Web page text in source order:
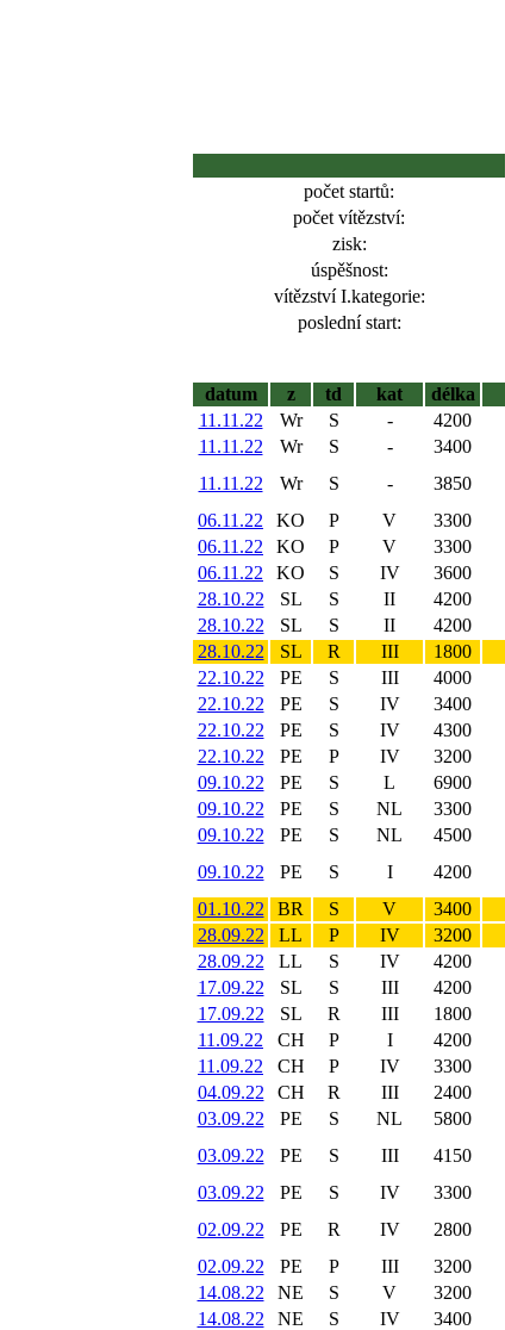
počet startů:
počet vítězství:
zisk:
úspěšnost:
vítězství I.kategorie:
poslední start:
datum
z td kat délka
11.11.22
Wr S - 4200
11.11.22
Wr S - 3400
11.11.22
Wr S - 3850
06.11.22
KO P V 3300
06.11.22
KO P V 3300
06.11.22
KO S IV 3600
28.10.22
SL S II 4200
28.10.22
SL S II 4200
28.10.22
SL R III 1800
22.10.22
PE S III 4000
22.10.22
PE S IV 3400
22.10.22
PE S IV 4300
22.10.22
PE P IV 3200
09.10.22
PE S L 6900
09.10.22
PE S NL 3300
09.10.22
PE S NL 4500
09.10.22
PE S I 4200
01.10.22
BR S V 3400
28.09.22
LL P IV 3200
28.09.22
LL S IV 4200
17.09.22
SL S III 4200
17.09.22
SL R III 1800
11.09.22
CH P I 4200
11.09.22
CH P IV 3300
04.09.22
CH R III 2400
03.09.22
PE S NL 5800
03.09.22
PE S III 4150
03.09.22
PE S IV 3300
02.09.22
PE R IV 2800
02.09.22
PE P III 3200
14.08.22
NE S V 3200
14.08.22
NE S IV 3400